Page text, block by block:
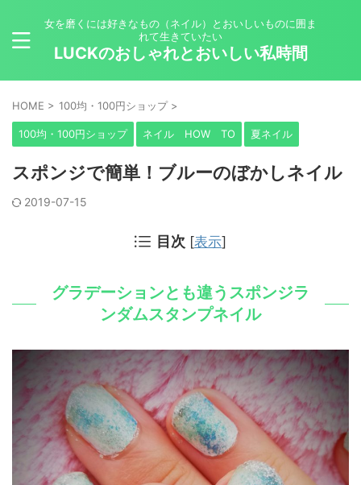
女を磨くには好きなもの（ネイル）とおいしいものに囲ま
れて生きていたい
LUCKのおしゃれとおいしい私時間
HOME > 100均・100円ショップ >
100均・100円ショップ ネイル HOW TO 夏ネイル
スポンジで簡単！ブルーのぼかしネイル
2019-07-15
目次 [表示]
グラデーションとも違うスポンジラ
ンダムスタンプネイル